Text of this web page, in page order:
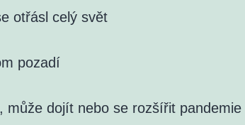
otřásl celý svět
pozadí
může dojít nebo se rozšířit pandemie